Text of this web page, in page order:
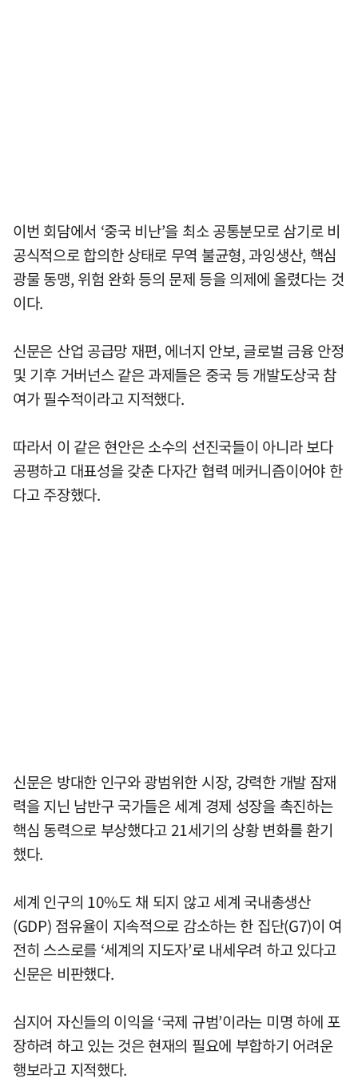
이번 회담에서 ‘중국 비난’을 최소 공통분모로 삼기로 비
공식적으로 합의한 상태로 무역 불균형, 과잉생산, 핵심
광물 동맹, 위험 완화 등의 문제 등을 의제에 올렸다는 것
이다.
신문은 산업 공급망 재편, 에너지 안보, 글로벌 금융 안정
및 기후 거버넌스 같은 과제들은 중국 등 개발도상국 참
여가 필수적이라고 지적했다.
따라서 이 같은 현안은 소수의 선진국들이 아니라 보다
공평하고 대표성을 갖춘 다자간 협력 메커니즘이어야 한
다고 주장했다.
신문은 방대한 인구와 광범위한 시장, 강력한 개발 잠재
력을 지닌 남반구 국가들은 세계 경제 성장을 촉진하는
핵심 동력으로 부상했다고 21세기의 상황 변화를 환기
했다.
세계 인구의 10%도 채 되지 않고 세계 국내총생산
(GDP) 점유율이 지속적으로 감소하는 한 집단(G7)이 여
전히 스스로를 ‘세계의 지도자’로 내세우려 하고 있다고
신문은 비판했다.
심지어 자신들의 이익을 ‘국제 규범’이라는 미명 하에 포
장하려 하고 있는 것은 현재의 필요에 부합하기 어려운
행보라고 지적했다.